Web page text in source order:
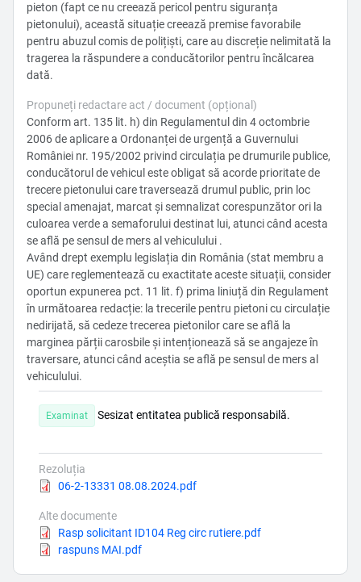
pieton (fapt ce nu creează pericol pentru siguranța
pietonului), această situație creează premise favorabile
pentru abuzul comis de polițiști, care au discreție nelimitată la
tragerea la răspundere a conducătorilor pentru încălcarea
dată.
Propuneți redactare act / document (opțional)
Conform art. 135 lit. h) din Regulamentul din 4 octombrie
2006 de aplicare a Ordonanței de urgență a Guvernului
României nr. 195/2002 privind circulația pe drumurile publice,
conducătorul de vehicul este obligat să acorde prioritate de
trecere pietonului care traversează drumul public, prin loc
special amenajat, marcat și semnalizat corespunzător ori la
culoarea verde a semaforului destinat lui, atunci când acesta
se află pe sensul de mers al vehiculului .
Având drept exemplu legislația din România (stat membru a
UE) care reglementează cu exactitate aceste situații, consider
oportun expunerea pct. 11 lit. f) prima liniuță din Regulament
în următoarea redacție: la trecerile pentru pietoni cu circulație
nedirijată, să cedeze trecerea pietonilor care se află la
marginea părții carosbile și intenționează să se angajeze în
traversare, atunci când aceștia se află pe sensul de mers al
vehiculului.
Examinat Sesizat entitatea publică responsabilă.
Rezoluția
Document
06-2-13331 08.08.2024.pdf
Alte documente
Document
Rasp solicitant ID104 Reg circ rutiere.pdf
Document
raspuns MAI.pdf